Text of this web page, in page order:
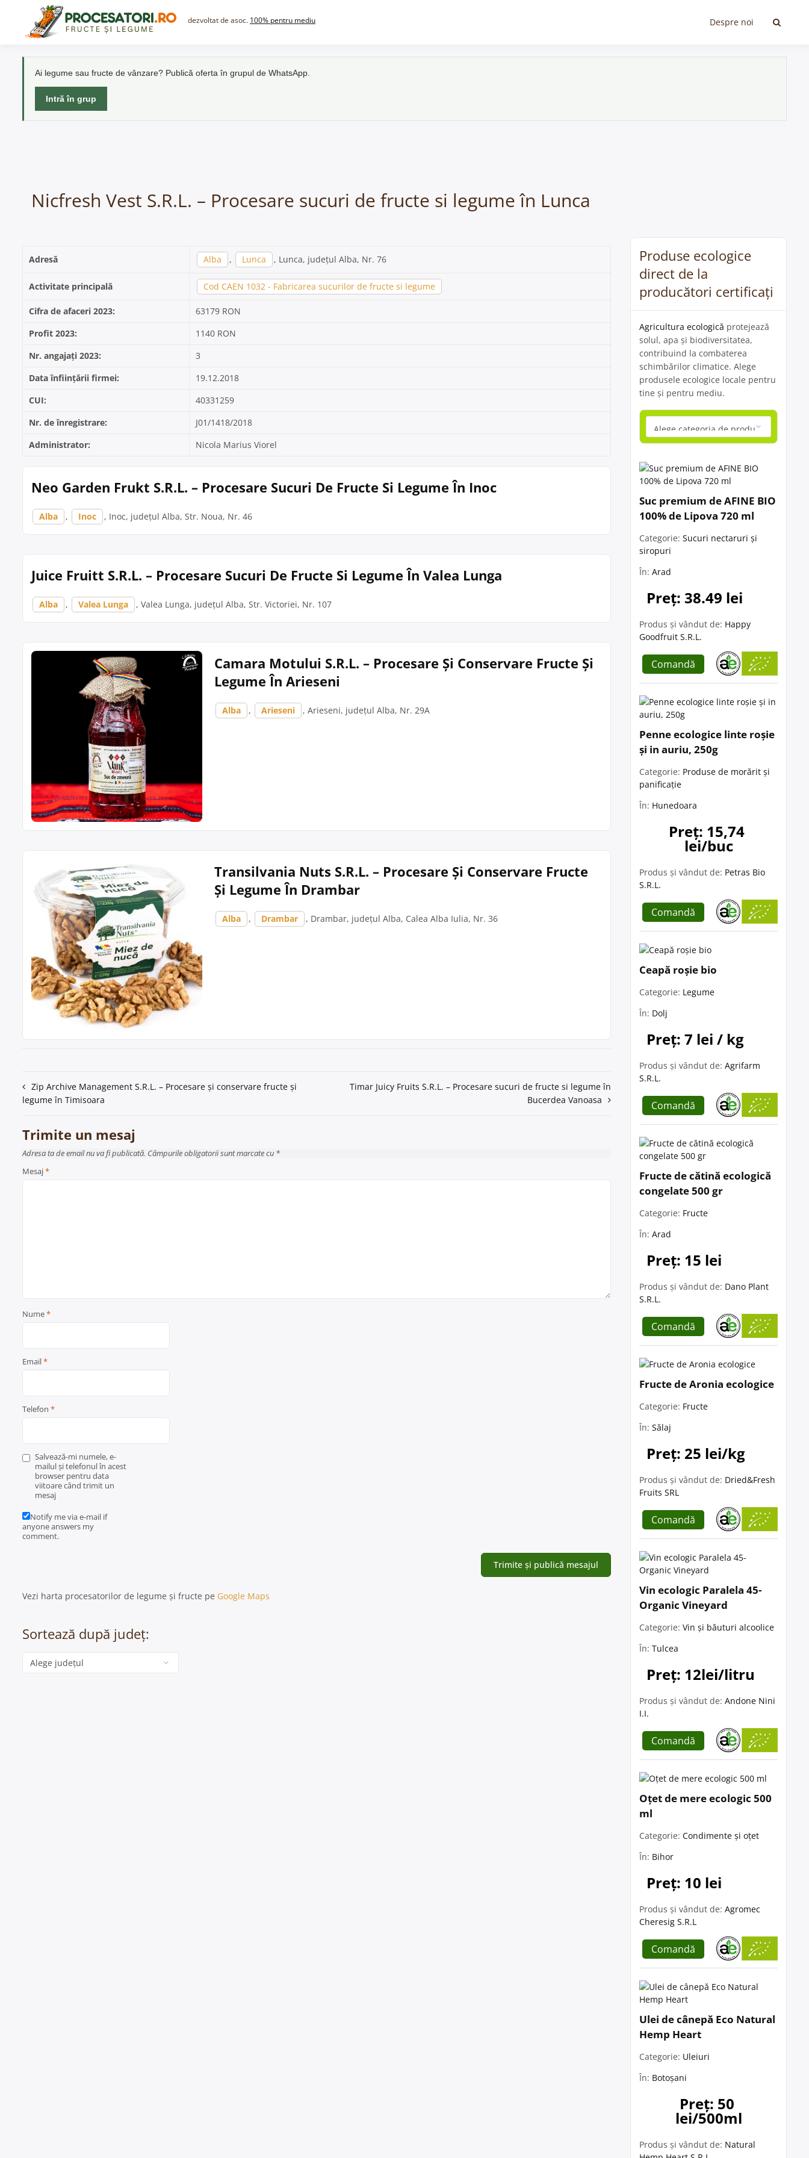
content
dezvoltat de asoc. 100% pentru mediu Despre noi
Ai legume sau fructe de vânzare? Publică oferta în grupul de WhatsApp.
Intră în grup
Nicfresh Vest S.R.L. – Procesare sucuri de fructe si legume în Lunca
Adresă Alba , Lunca , Lunca, județul Alba, Nr. 76
Activitate principală Cod CAEN 1032 - Fabricarea sucurilor de fructe si legume
Cifra de afaceri 2023:
63179 RON
Profit 2023:
1140 RON
Nr. angajați 2023:
3
Data înființării firmei:
19.12.2018
CUI:
40331259
Nr. de înregistrare:
J01/1418/2018
Administrator:
Nicola Marius Viorel
Neo Garden Frukt S.R.L. – Procesare Sucuri De Fructe Si Legume În Inoc
Alba , Inoc , Inoc, județul Alba, Str. Noua, Nr. 46
Juice Fruitt S.R.L. – Procesare Sucuri De Fructe Si Legume În Valea Lunga
Alba , Valea Lunga , Valea Lunga, județul Alba, Str. Victoriei, Nr. 107
Camara Motului S.R.L. – Procesare Și Conservare Fructe Și
Legume În Arieseni
Alba , Arieseni , Arieseni, județul Alba, Nr. 29A
Transilvania Nuts S.R.L. – Procesare Și Conservare Fructe
Și Legume În Drambar
Alba , Drambar , Drambar, județul Alba, Calea Alba Iulia, Nr. 36
Navigare
în
articole
Zip Archive Management S.R.L. – Procesare și conservare fructe și
legume în Timisoara
Timar Juicy Fruits S.R.L. – Procesare sucuri de fructe si legume în
Bucerdea Vanoasa
Trimite un mesaj
Adresa ta de email nu va fi publicată. Câmpurile obligatorii sunt marcate cu *
Mesaj*
Nume*
Email*
Telefon *
Salvează-mi numele, e-
mailul și telefonul în acest
browser pentru data
viitoare când trimit un
mesaj
Notify me via e-mail if
anyone answers my
comment.
Vezi harta procesatorilor de legume și fructe pe Google Maps
Sortează după județ:
Categorie
Produse ecologice
direct de la
producători certificați
Agricultura ecologică protejează
solul, apa și biodiversitatea,
contribuind la combaterea
schimbărilor climatice. Alege
produsele ecologice locale pentru
tine și pentru mediu.
Suc premium de AFINE BIO
100% de Lipova 720 ml
Categorie: Sucuri nectaruri și
siropuri
În: Arad
Preț: 38.49 lei
Produs și vândut de: Happy
Goodfruit S.R.L.
Comandă
Penne ecologice linte roșie
și in auriu, 250g
Categorie: Produse de morărit și
panificație
În: Hunedoara
Preț: 15,74
lei/buc
Produs și vândut de: Petras Bio
S.R.L.
Comandă
Ceapă roșie bio
Categorie: Legume
În: Dolj
Preț: 7 lei / kg
Produs și vândut de: Agrifarm
S.R.L.
Comandă
Fructe de cătină ecologică
congelate 500 gr
Categorie: Fructe
În: Arad
Preț: 15 lei
Produs și vândut de: Dano Plant
S.R.L.
Comandă
Fructe de Aronia ecologice
Categorie: Fructe
În: Sălaj
Preț: 25 lei/kg
Produs și vândut de: Dried&Fresh
Fruits SRL
Comandă
Vin ecologic Paralela 45-
Organic Vineyard
Categorie: Vin și băuturi alcoolice
În: Tulcea
Preț: 12lei/litru
Produs și vândut de: Andone Nini
I.I.
Comandă
Oțet de mere ecologic 500
ml
Categorie: Condimente și oțet
În: Bihor
Preț: 10 lei
Produs și vândut de: Agromec
Cheresig S.R.L
Comandă
Ulei de cânepă Eco Natural
Hemp Heart
Categorie: Uleiuri
În: Botoșani
Preț: 50
lei/500ml
Produs și vândut de: Natural